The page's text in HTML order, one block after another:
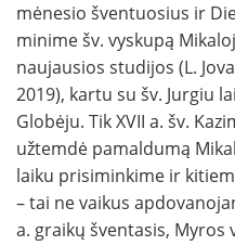
mėnesio šventuosius ir
minime šv. vyskupą
naujausios studijos (L.
2019), kartu su šv. Jurgiu
Globėju. Tik XVII a. šv.
užtemdė pamaldumą
laiku prisiminkime ir
– tai ne vaikus
a. graikų šventasis, Myros